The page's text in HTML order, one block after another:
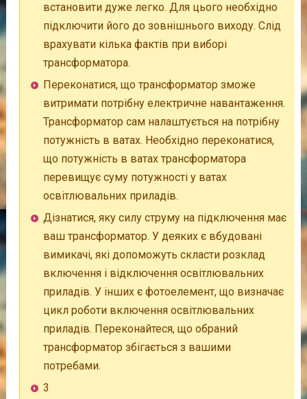
встановити дуже легко. Для цього необхідно
підключити його до зовнішнього виходу. Слід
врахувати кілька фактів при виборі
трансформатора.
Переконатися, що трансформатор зможе
витримати потрібну електричне навантаження.
Трансформатор сам налаштується на потрібну
потужність в ватах. Необхідно переконатися,
що потужність в ватах трансформатора
перевищує суму потужності у ватах
освітлювальних приладів.
Дізнатися, яку силу струму на підключення має
ваш трансформатор. У деяких є вбудовані
вимикачі, які допоможуть скласти розклад
включення і відключення освітлювальних
приладів. У інших є фотоелемент, що визначає
цикл роботи включення освітлювальних
приладів. Переконайтеся, що обраний
трансформатор збігається з вашими
потребами.
3